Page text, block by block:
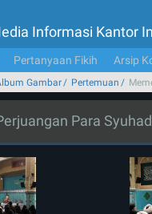
Informasi Kantor
Pertanyaan Fikih Arsip
Gambar Pertemuan
Para